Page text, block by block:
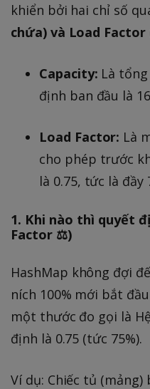
khiển bởi hai chỉ số
chứa) và Load Factor
Capacity: Là
định ban đầu là
Load Factor: Là
cho phép trước
là 0.75, tức là đầy
1. Khi nào thì quyết
Factor ⚖️)
HashMap không đợi
ních 100% mới bắt
một thước đo gọi là
định là 0.75 (tức 75%).
Ví dụ: Chiếc tủ (mảng)